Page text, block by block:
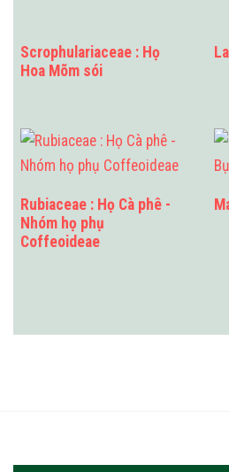
Scrophulariaceae : Họ
Hoa Mõm sói
Rubiaceae : Họ Cà phê -
Nhóm họ phụ
Coffeoideae